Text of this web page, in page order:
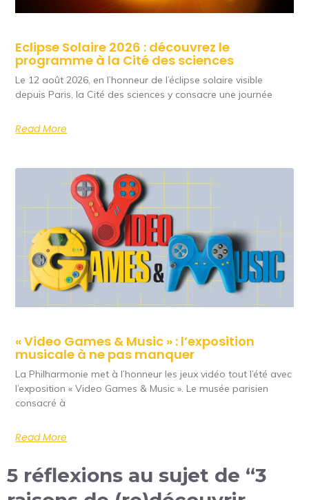
Eclipse Solaire 2026 : découvrez le
programme à la Cité des sciences
Le 12 août 2026, en l’honneur de l’éclipse solaire visible
depuis Paris, la Cité des sciences y consacre une journée
Read More
« Video Games & Music » : l’exposition
musicale à ne pas manquer
La Philharmonie met à l’honneur les jeux vidéo tout l’été avec
l’exposition « Video Games & Music ». Le musée parisien
consacré à
Read More
5 réflexions au sujet de “3